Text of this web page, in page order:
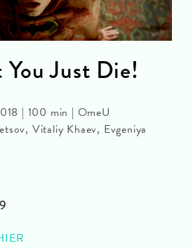
Just Die!
| 100 min | OmeU
Vitaliy Khaev, Evgeniya